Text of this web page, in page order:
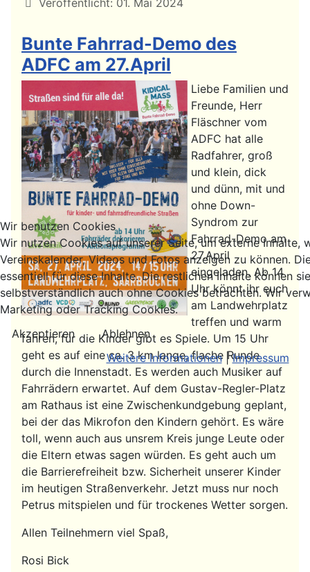
Bunte Fahrrad-Demo des
ADFC am 27.April
Liebe Familien und
Freunde, Herr
Fläschner vom
ADFC hat alle
Radfahrer, groß
und klein, dick
und dünn, mit und
ohne Down-
Syndrom zur
Fahrrad-Demo am
27.April
eingeladen. Ab 14
Uhr könnt ihr euch
am Landwehrplatz
treffen und warm
fahren, für die Kinder gibt es Spiele. Um 15 Uhr
geht es auf eine ca. 3 km lange, flache Runde
durch die Innenstadt. Es werden auch Musiker auf
Fahrrädern erwartet. Auf dem Gustav-Regler-Platz
am Rathaus ist eine Zwischenkundgebung geplant,
bei der das Mikrofon den Kindern gehört. Es wäre
toll, wenn auch aus unsrem Kreis junge Leute oder
die Eltern etwas sagen würden. Es geht auch um
die Barrierefreiheit bzw. Sicherheit unserer Kinder
im heutigen Straßenverkehr. Jetzt muss nur noch
Petrus mitspielen und für trockenes Wetter sorgen.
Allen Teilnehmern viel Spaß,
Rosi Bick
Wir benutzen Cookies
Wir nutzen Cookies auf unserer Seite, um externe Inhalte,
Vereinskalender, Videos und Fotos anzeigen zu können.
essentiell für diese Inhalte. Die restlichen Inhalte können sie
selbstverständlich auch ohne Cookies betrachten. Wir
Marketing oder Tracking Cookies.
Akzeptieren
Ablehnen
Weitere Informationen|Impressum